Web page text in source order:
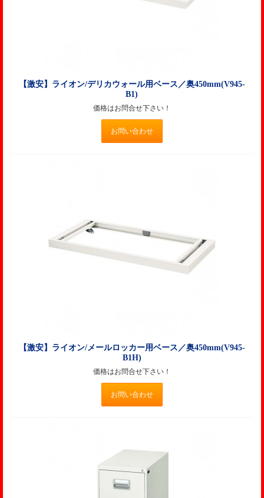
【激安】ライオン/デリカウォール用ベース／奥450mm(V945-
B1)
価格はお問合せ下さい！
お問い合わせ
【激安】ライオン/メールロッカー用ベース／奥450mm(V945-
B1H)
価格はお問合せ下さい！
お問い合わせ